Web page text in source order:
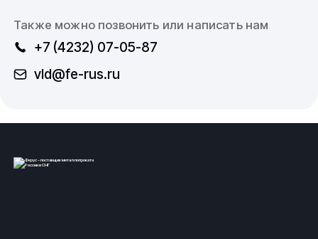
Также можно позвонить или написать нам
+7 (4232) 07-05-87
vld@fe-rus.ru